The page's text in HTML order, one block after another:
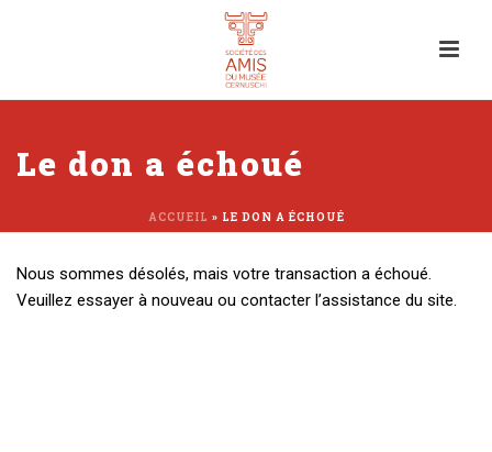
Le don a échoué
ACCUEIL » LE DON A ÉCHOUÉ
Nous sommes désolés, mais votre transaction a échoué.
Veuillez essayer à nouveau ou contacter l’assistance du site.